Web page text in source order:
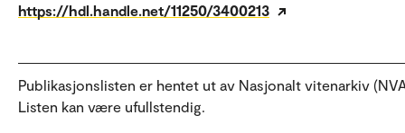
https://hdl.handle.net/11250/3400213
Publikasjonslisten er hentet ut av Nasjonalt vitenarkiv
Listen kan være ufullstendig.